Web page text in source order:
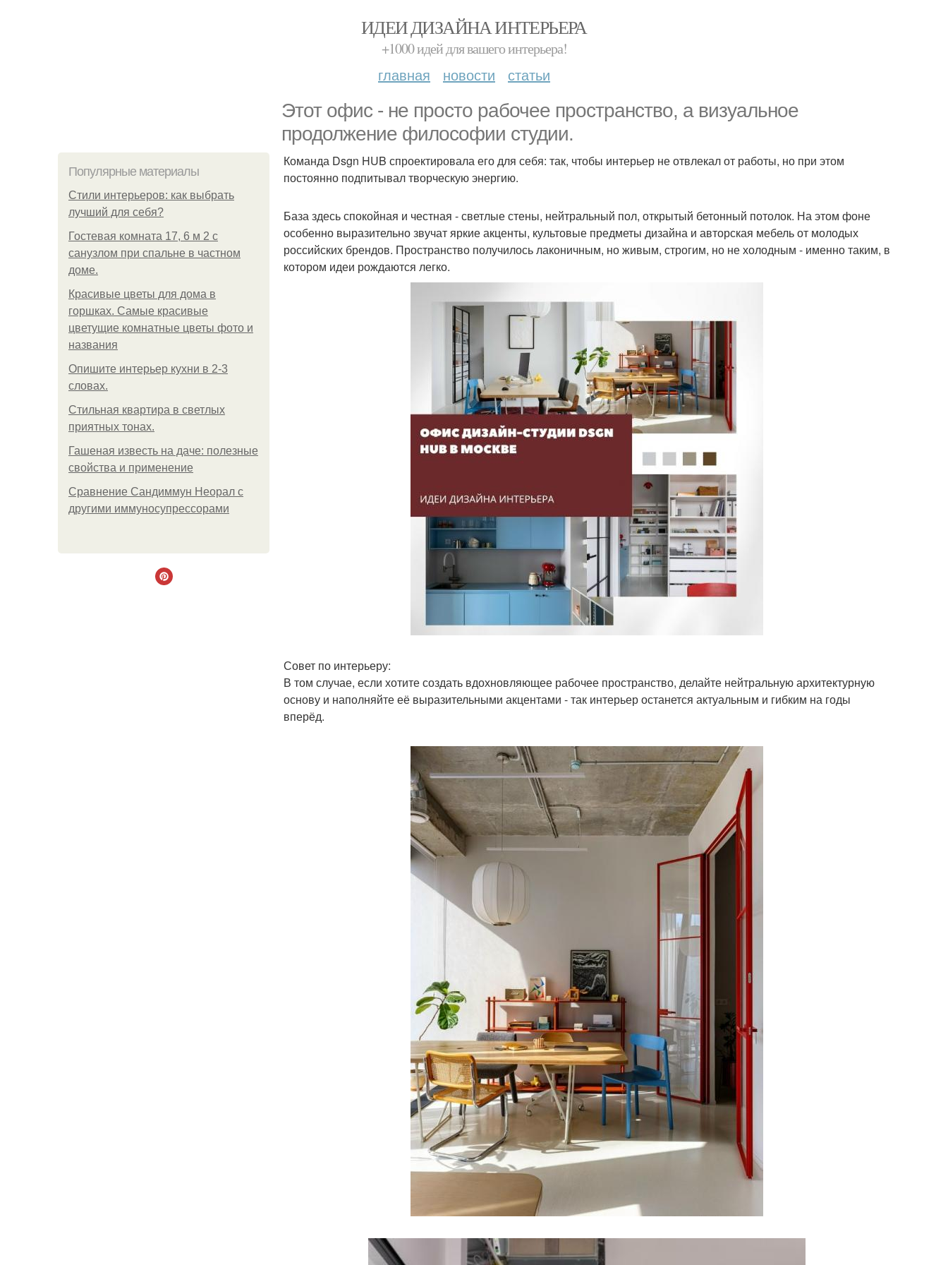
ИДЕИ ДИЗАЙНА ИНТЕРЬЕРА
+1000 идей для вашего интерьера!
главная новости статьи
Этот офис - не просто рабочее пространство, а визуальное
продолжение философии студии.
Популярные материалы
Стили интерьеров: как выбрать
лучший для себя?
Гостевая комната 17, 6 м 2 с
санузлом при спальне в частном
доме.
Красивые цветы для дома в
горшках. Самые красивые
цветущие комнатные цветы фото и
названия
Опишите интерьер кухни в 2-3
словах.
Стильная квартира в светлых
приятных тонах.
Гашеная известь на даче: полезные
свойства и применение
Сравнение Сандиммун Неорал с
другими иммуносупрессорами
Команда Dsgn HUB спроектировала его для себя: так, чтобы интерьер не отвлекал от работы, но при этом
постоянно подпитывал творческую энергию.
База здесь спокойная и честная - светлые стены, нейтральный пол, открытый бетонный потолок. На этом фоне
особенно выразительно звучат яркие акценты, культовые предметы дизайна и авторская мебель от молодых
российских брендов. Пространство получилось лаконичным, но живым, строгим, но не холодным - именно таким, в
котором идеи рождаются легко.
Совет по интерьеру:
В том случае, если хотите создать вдохновляющее рабочее пространство, делайте нейтральную архитектурную
основу и наполняйте её выразительными акцентами - так интерьер останется актуальным и гибким на годы
вперёд.